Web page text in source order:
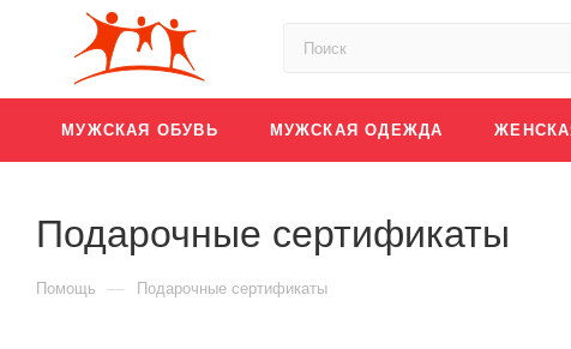
МУЖСКАЯ ОБУВЬ МУЖСКАЯ ОДЕЖДА
Подарочные сертификаты
Помощь — Подарочные сертификаты